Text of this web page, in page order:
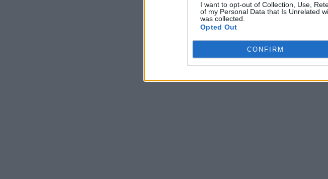
I want to opt-out of Collection, Use,
of my Personal Data that Is Unrelated
was collected.
Opted Out
CONFIRM